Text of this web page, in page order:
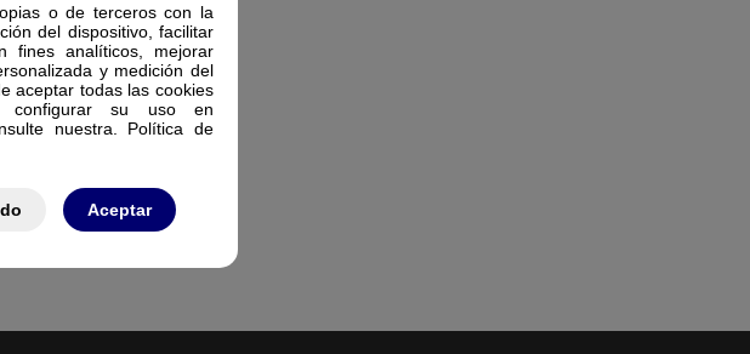
o de terceros con la
del dispositivo, facilitar
fines analíticos, mejorar
y medición del
aceptar todas las cookies
configurar su uso en
nuestra. Política de
Aceptar